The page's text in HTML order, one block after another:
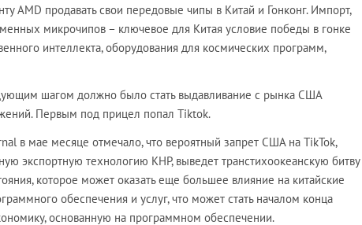
AMD продавать свои передовые чипы в Китай и Гонконг. Импорт,
микрочипов – ключевое для Китая условие победы в гонке
интеллекта, оборудования для космических программ,
шагом должно было стать выдавливание с рынка США
Первым под прицел попал Тiktok.
в мае месяце отмечало, что вероятный запрет США на TikTok,
экспортную технологию КНР, выведет транстихоокеанскую битву
которое может оказать еще большее влияние на китайские
обеспечения и услуг, что может стать началом конца
основанную на программном обеспечении.